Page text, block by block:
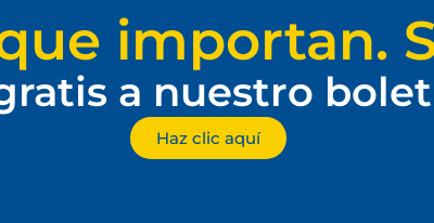
importan.
a nuestro
Haz clic aquí